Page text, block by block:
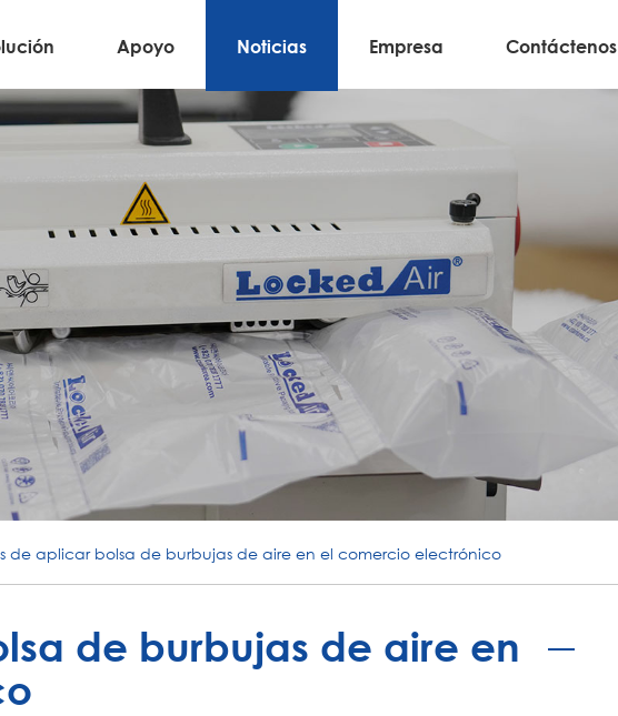
Apoyo Noticias Empresa Contáctenos
de aplicar bolsa de burbujas de aire en el comercio electrónico
de burbujas de aire en